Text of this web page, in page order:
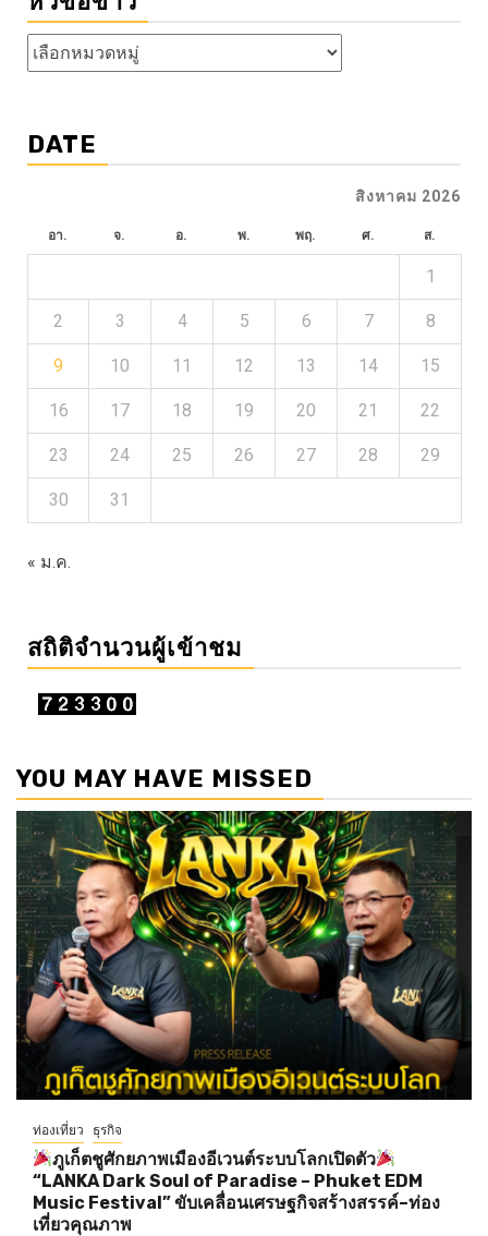
หัวข้อ
ข่าว
DATE
สิงหาคม 2026
อา. จ. อ. พ. พฤ. ศ. ส.
1
2 3 4 5 6 7 8
9 10 11 12 13 14 15
16 17 18 19 20 21 22
23 24 25 26 27 28 29
30 31
« ม.ค.
สถิติจำนวนผู้เข้าชม
YOU MAY HAVE MISSED
ท่องเที่ยว ธุรกิจ
ภูเก็ตชูศักยภาพเมืองอีเวนต์ระบบโลกเปิดตัว
“LANKA Dark Soul of Paradise – Phuket EDM
Music Festival” ขับเคลื่อนเศรษฐกิจสร้างสรรค์–ท่อง
เที่ยวคุณภาพ